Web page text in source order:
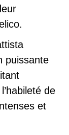
puissante
de
et